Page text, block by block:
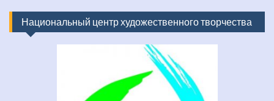
Национальный центр художественного творчества